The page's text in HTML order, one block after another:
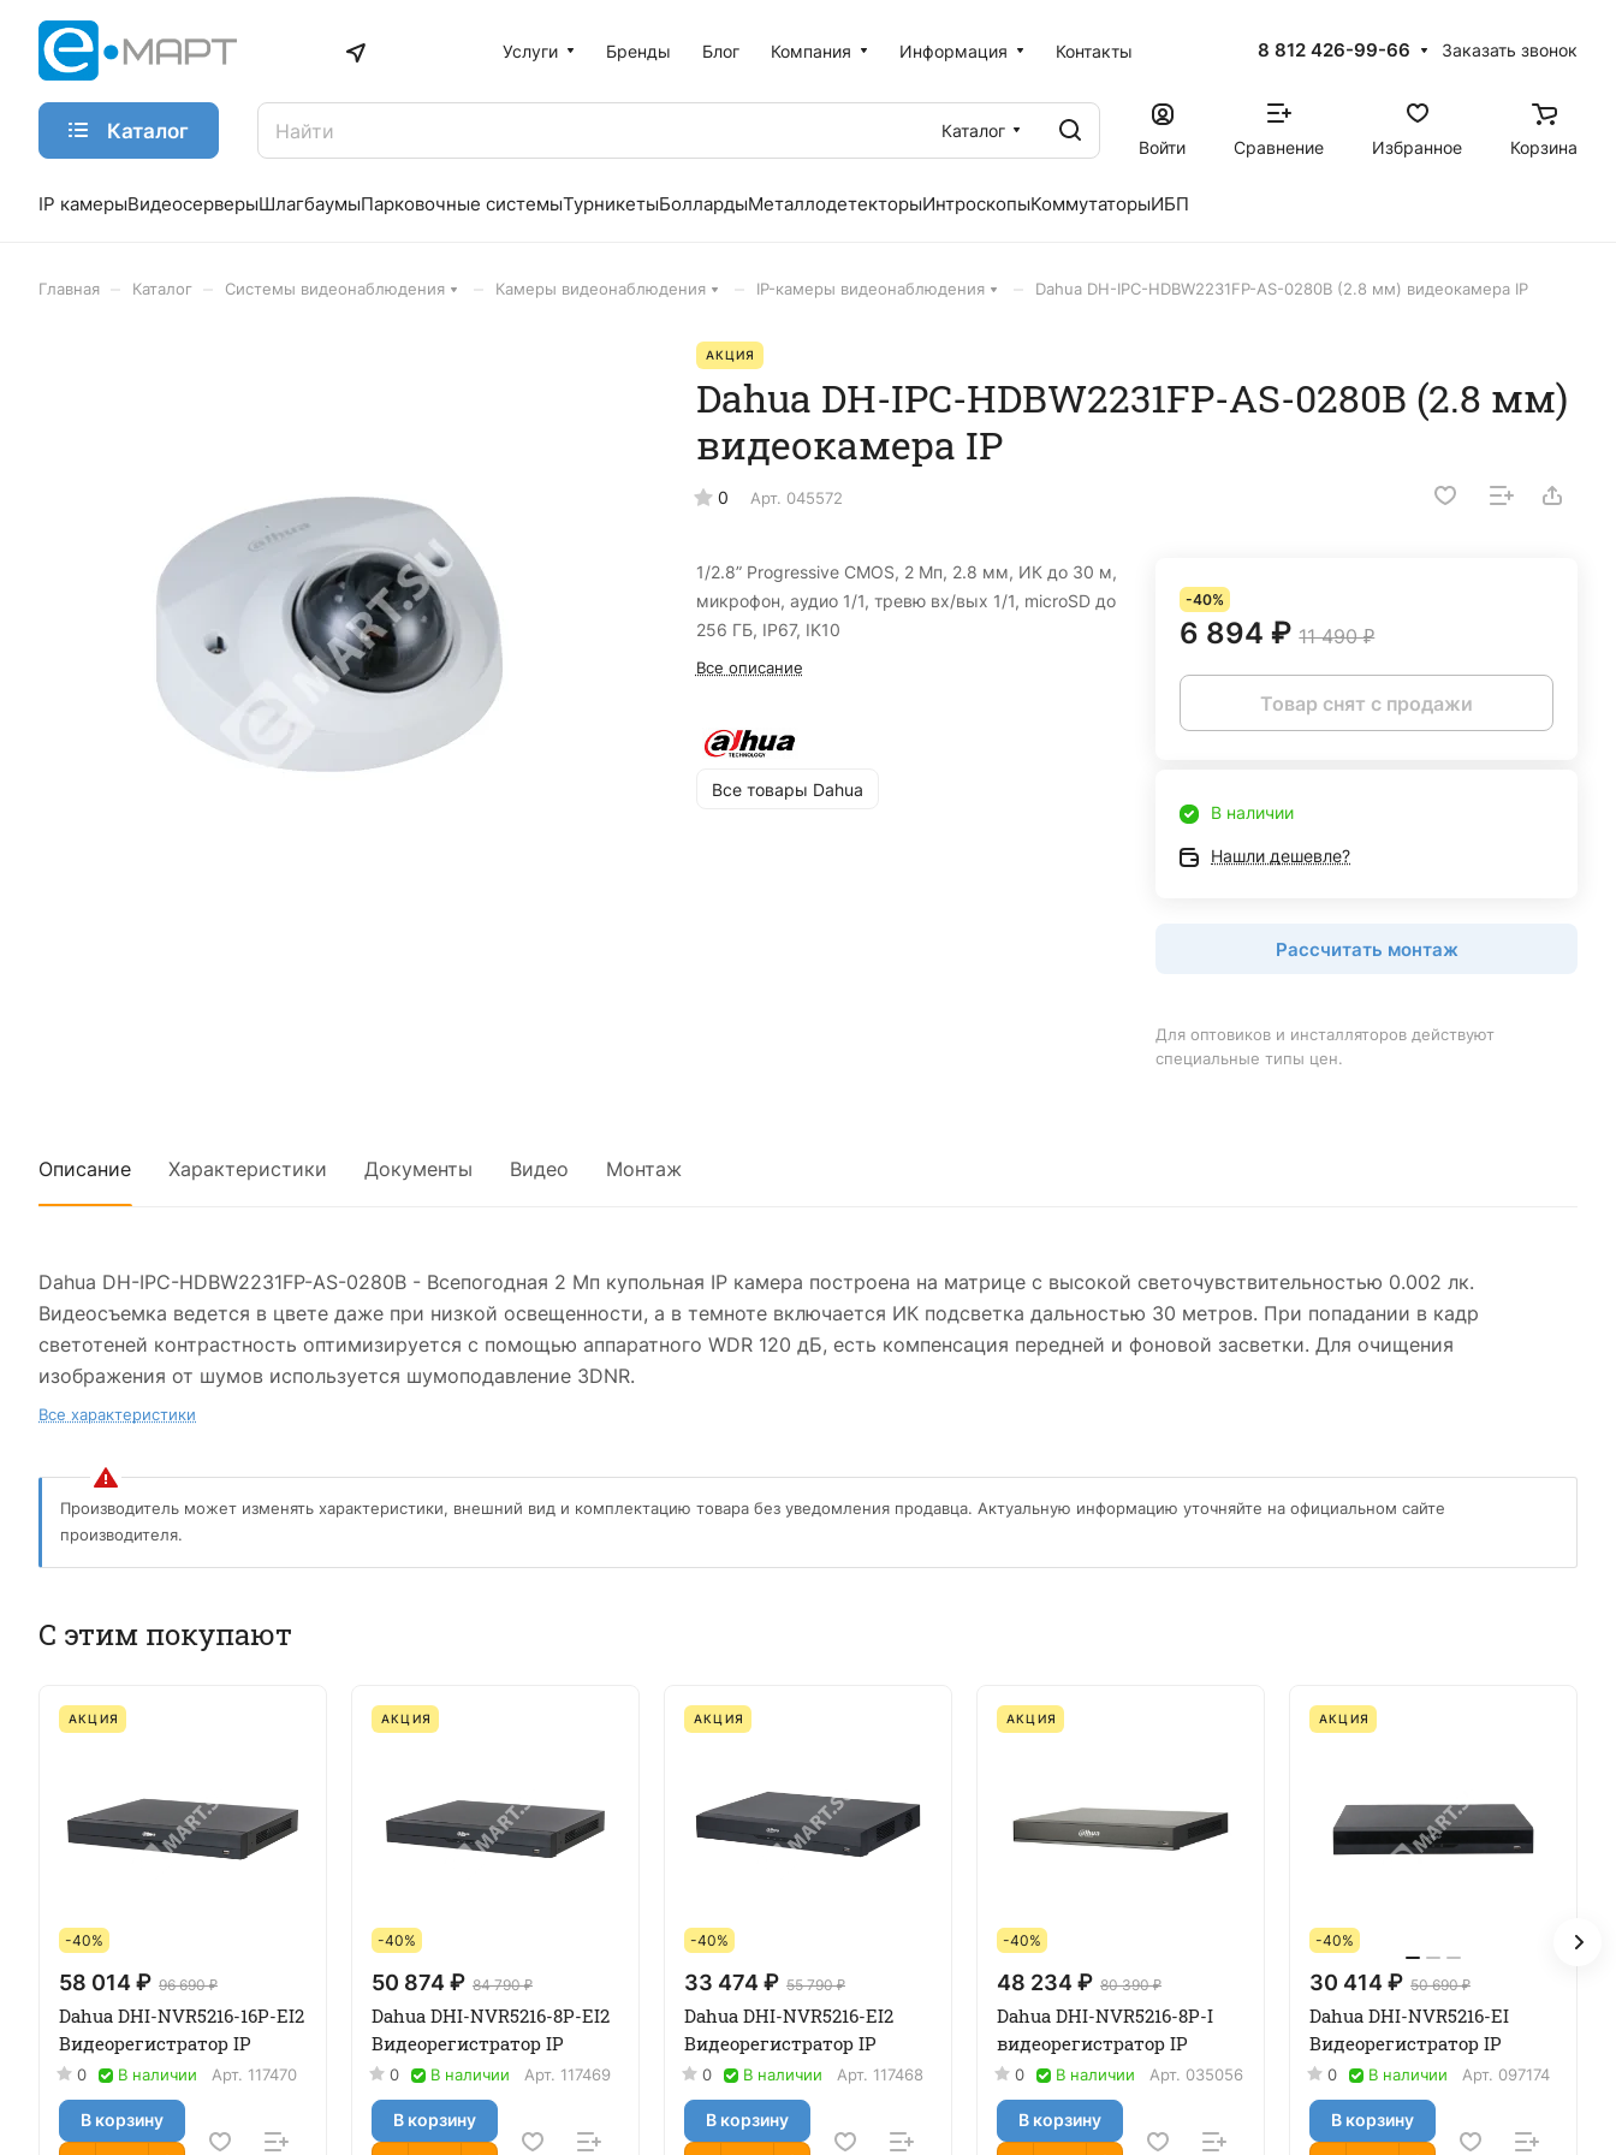
Услуги Бренды Блог Компания Информация Контакты 8 812 426-99-66 Заказать звонок
Каталог
Каталог
Войти
Сравнение Избранное Корзина
IP камерыВидеосерверыШлагбаумыПарковочные системыТурникетыБоллардыМеталлодетекторыИнтроскопыКоммутаторыИБП
Главная Каталог Системы видеонаблюдения Камеры видеонаблюдения IP-камеры видеонаблюдения Dahua DH-IPC-HDBW2231FP-AS-0280B (2.8 мм) видеокамера IP
АКЦИЯ
Dahua DH-IPC-HDBW2231FP-AS-0280B (2.8 мм)
видеокамера IP
0 Арт. 045572
1/2.8” Progressive CMOS, 2 Мп, 2.8 мм, ИК до 30 м,
микрофон, аудио 1/1, тревю вх/вых 1/1, microSD до
256 ГБ, IP67, IK10
Все описание
Все товары Dahua
-40%
6 894 ₽ 11 490 ₽
Товар снят с продажи
В наличии
Нашли дешевле?
Рассчитать монтаж
Для оптовиков и инсталляторов действуют
специальные типы цен.
Описание Характеристики Документы Видео Монтаж
Dahua DH-IPC-HDBW2231FP-AS-0280B - Всепогодная 2 Мп купольная IP камера построена на матрице с высокой светочувствительностью 0.002 лк.
Видеосъемка ведется в цвете даже при низкой освещенности, а в темноте включается ИК подсветка дальностью 30 метров. При попадании в кадр
светотеней контрастность оптимизируется с помощью аппаратного WDR 120 дБ, есть компенсация передней и фоновой засветки. Для очищения
изображения от шумов используется шумоподавление 3DNR.
Все характеристики
Производитель может изменять характеристики, внешний вид и комплектацию товара без уведомления продавца. Актуальную информацию уточняйте на официальном сайте
производителя.
С этим покупают
АКЦИЯ
-40%
58 014 ₽ 96 690 ₽
Dahua DHI-NVR5216-16P-EI2
Видеорегистратор IP
0 В наличии Арт. 117470
В корзину
АКЦИЯ
-40%
50 874 ₽ 84 790 ₽
Dahua DHI-NVR5216-8P-EI2
Видеорегистратор IP
0 В наличии Арт. 117469
В корзину
АКЦИЯ
-40%
33 474 ₽ 55 790 ₽
Dahua DHI-NVR5216-EI2
Видеорегистратор IP
0 В наличии Арт. 117468
В корзину
АКЦИЯ
-40%
48 234 ₽ 80 390 ₽
Dahua DHI-NVR5216-8P-I
видеорегистратор IP
0 В наличии Арт. 035056
В корзину
АКЦИЯ
-40%
30 414 ₽ 50 690 ₽
Dahua DHI-NVR5216-EI
Видеорегистратор IP
0 В наличии Арт. 097174
В корзину